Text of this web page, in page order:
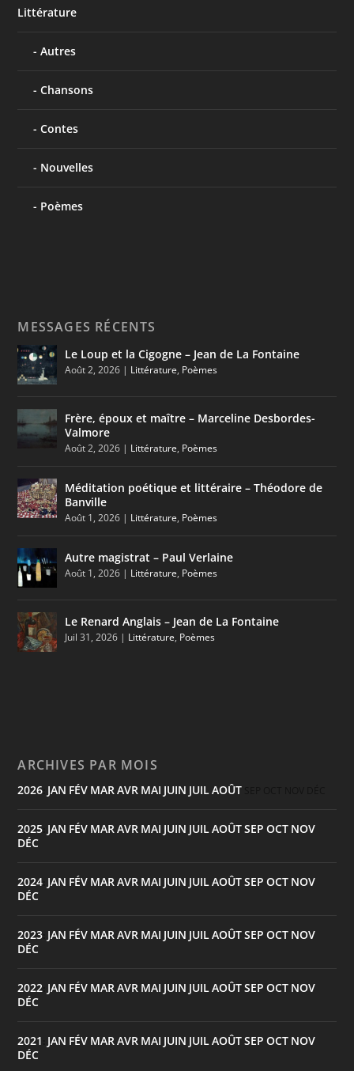
Littérature
Autres
Chansons
Contes
Nouvelles
Poèmes
MESSAGES RÉCENTS
Le Loup et la Cigogne – Jean de La Fontaine
Août 2, 2026 | Littérature, Poèmes
Frère, époux et maître – Marceline Desbordes-
Valmore
Août 2, 2026 | Littérature, Poèmes
Méditation poétique et littéraire – Théodore de
Banville
Août 1, 2026 | Littérature, Poèmes
Autre magistrat – Paul Verlaine
Août 1, 2026 | Littérature, Poèmes
Le Renard Anglais – Jean de La Fontaine
Juil 31, 2026 | Littérature, Poèmes
ARCHIVES PAR MOIS
2026 JAN FÉV MAR AVR MAI JUIN JUIL AOÛT
2025 JAN FÉV MAR AVR MAI JUIN JUIL AOÛTSEP OCT NOV
DÉC
2024 JAN FÉV MAR AVR MAI JUIN JUIL AOÛTSEP OCT NOV
DÉC
2023 JAN FÉV MAR AVR MAI JUIN JUIL AOÛTSEP OCT NOV
DÉC
2022 JAN FÉV MAR AVR MAI JUIN JUIL AOÛTSEP OCT NOV
DÉC
2021 JAN FÉV MAR AVR MAI JUIN JUIL AOÛTSEP OCT NOV
DÉC